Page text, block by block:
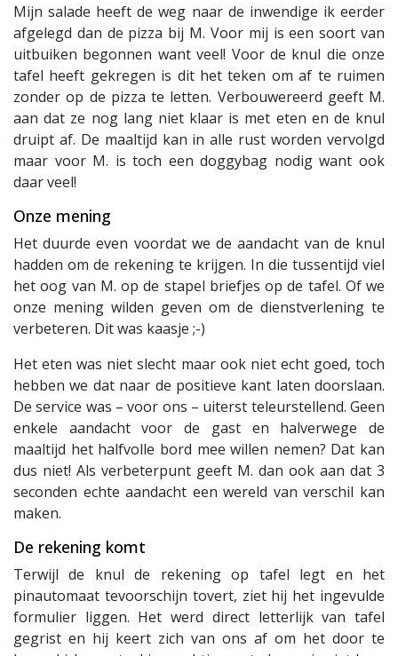
Mijn salade heeft de weg naar de inwendige ik eerder
afgelegd dan de pizza bij M. Voor mij is een soort van
uitbuiken begonnen want veel! Voor de knul die onze
tafel heeft gekregen is dit het teken om af te ruimen
zonder op de pizza te letten. Verbouwereerd geeft M.
aan dat ze nog lang niet klaar is met eten en de knul
druipt af. De maaltijd kan in alle rust worden vervolgd
maar voor M. is toch een doggybag nodig want ook
daar veel!
Onze mening
Het duurde even voordat we de aandacht van de knul
hadden om de rekening te krijgen. In die tussentijd viel
het oog van M. op de stapel briefjes op de tafel. Of we
onze mening wilden geven om de dienstverlening te
verbeteren. Dit was kaasje ;-)
Het eten was niet slecht maar ook niet echt goed, toch
hebben we dat naar de positieve kant laten doorslaan.
De service was – voor ons – uiterst teleurstellend. Geen
enkele aandacht voor de gast en halverwege de
maaltijd het halfvolle bord mee willen nemen? Dat kan
dus niet! Als verbeterpunt geeft M. dan ook aan dat 3
seconden echte aandacht een wereld van verschil kan
maken.
De rekening komt
Terwijl de knul de rekening op tafel legt en het
pinautomaat tevoorschijn tovert, ziet hij het ingevulde
formulier liggen. Het werd direct letterlijk van tafel
gegrist en hij keert zich van ons af om het door te